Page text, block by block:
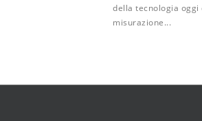
della tecnologia
misurazione...